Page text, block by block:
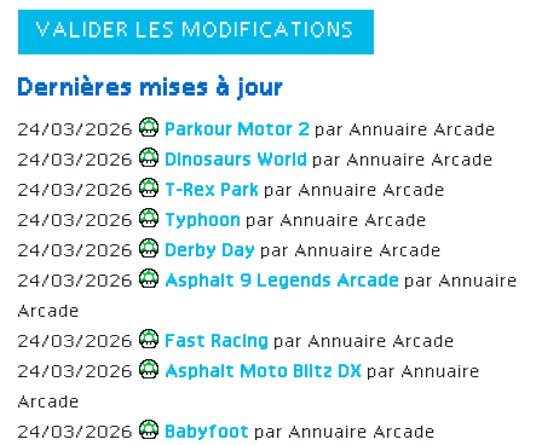
VALIDER LES MODIFICATIONS
Dernières mises à jour
24/03/2026 Parkour Motor 2 par Annuaire Arcade
24/03/2026
Dinosaurs World par Annuaire Arcade
24/03/2026
T-Rex Park par Annuaire Arcade
24/03/2026
Typhoon par Annuaire Arcade
24/03/2026
Derby Day par Annuaire Arcade
24/03/2026
Asphalt 9 Legends Arcade par Annuaire
Arcade
24/03/2026
Fast Racing par Annuaire Arcade
24/03/2026
Asphalt Moto Blitz DX par Annuaire
Arcade
24/03/2026
Babyfoot par Annuaire Arcade